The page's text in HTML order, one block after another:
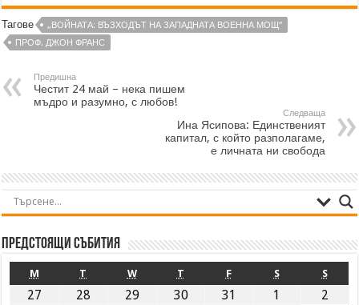
Тагове
„ВОЙНАТА: ВЪЗХОДЪТ НА ЗАПАДНАТА ВОЕННА МОЩ“
ПРОФ. ДЖОН ФРАНС
Предишна
Честит 24 май – нека пишем
мъдро и разумно, с любов!
Следваща
Ина Ясипова: Единственият
капитал, с който разполагаме,
е личната ни свобода
Предстоящи събития
M T W T F S S
27 28 29 30 31 1
2